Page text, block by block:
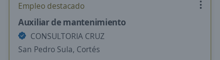
Empleo destacado
Auxiliar de mantenimiento
CONSULTORIA CRUZ
San Pedro Sula, Cortés